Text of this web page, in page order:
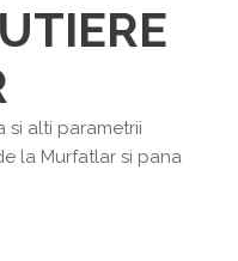
si alti parametrii
la Murfatlar si pana